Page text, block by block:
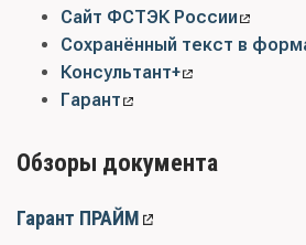
Сайт ФСТЭК России
Сохранённый текст в
Консультант+
Гарант
Обзоры документа
Гарант ПРАЙМ